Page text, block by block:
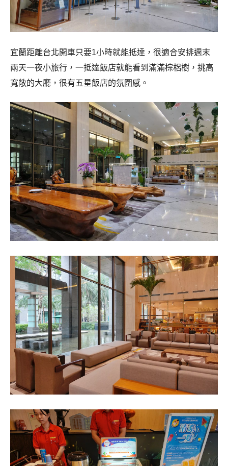
宜蘭距離台北開車只要1小時就能抵達，很適合安排週末
兩天一夜小旅行，一抵達飯店就能看到滿滿棕梠樹，挑高
寬敞的大廳，很有五星飯店的氛圍感。